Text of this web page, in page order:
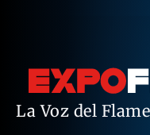
La Voz del